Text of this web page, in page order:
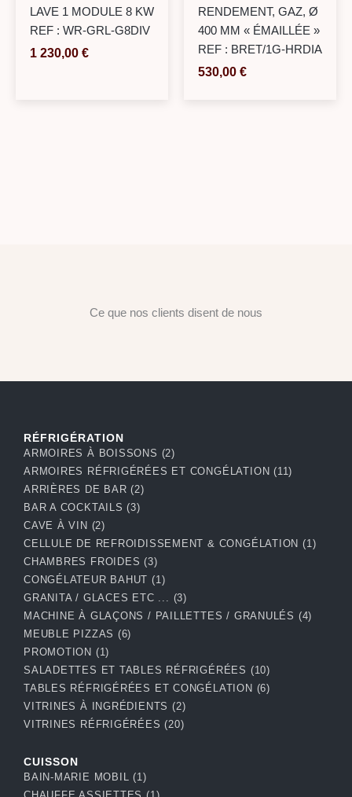
LAVE 1 MODULE 8 KW
REF : WR-GRL-G8DIV
1 230,00 €
RENDEMENT, GAZ, Ø
400 MM « ÉMAILLÉE »
REF : BRET/1G-HRDIA
530,00 €
Ce que nos clients disent de nous
RÉFRIGÉRATION
ARMOIRES À BOISSONS (2)
ARMOIRES RÉFRIGÉRÉES ET CONGÉLATION(11)
ARRIÈRES DE BAR(2)
BAR A COCKTAILS(3)
CAVE À VIN (2)
CELLULE DE REFROIDISSEMENT & CONGÉLATION (1)
CHAMBRES FROIDES(3)
CONGÉLATEUR BAHUT(1)
GRANITA / GLACES ETC ... (3)
MACHINE À GLAÇONS / PAILLETTES / GRANULÉS (4)
MEUBLE PIZZAS (6)
PROMOTION (1)
SALADETTES ET TABLES RÉFRIGÉRÉES (10)
TABLES RÉFRIGÉRÉES ET CONGÉLATION (6)
VITRINES À INGRÉDIENTS (2)
VITRINES RÉFRIGÉRÉES(20)
CUISSON
BAIN-MARIE MOBIL(1)